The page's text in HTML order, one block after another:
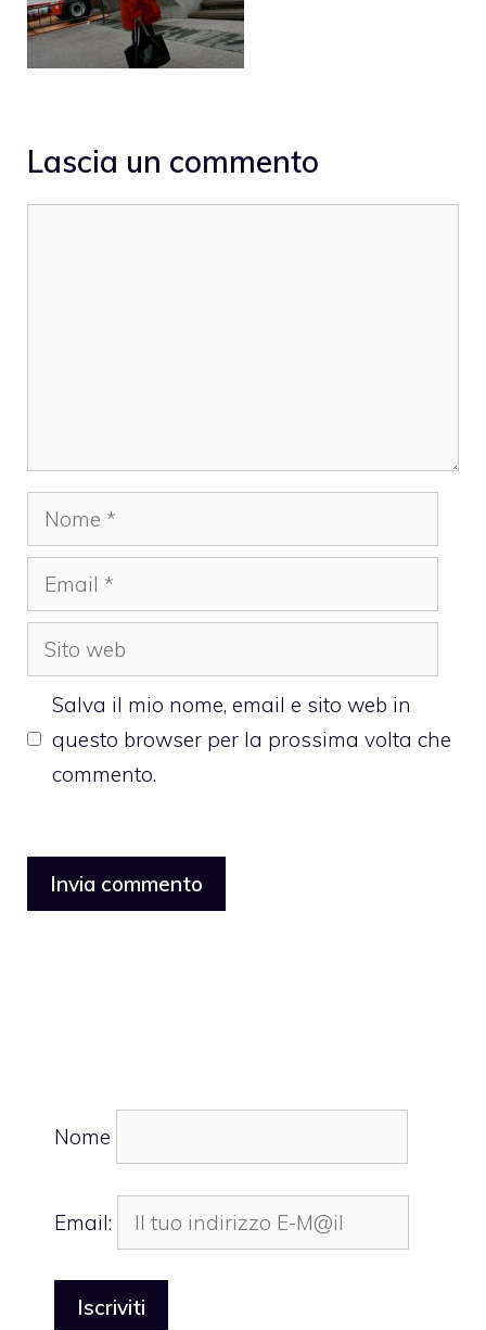
Lascia un commento
Nome
Email
Sito
web
Salva il mio nome, email e sito web in
questo browser per la prossima volta che
commento.
Nome
Email: